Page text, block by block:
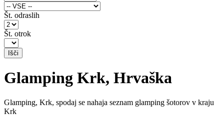
Št. odraslih
Št. otrok
Glamping Krk, Hrvaška
Glamping, Krk, spodaj se nahaja seznam glamping šotorov v kraju
Krk